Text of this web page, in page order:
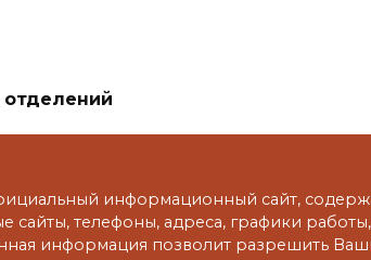
отделений
информационный сайт,
сайты, телефоны, адреса, графики
информация позволит разрешить